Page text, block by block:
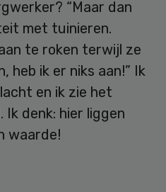
“Maar dan
met tuinieren.
te roken terwijl ze
heb ik er niks aan!” Ik
en ik zie het
Ik denk: hier liggen
waarde!